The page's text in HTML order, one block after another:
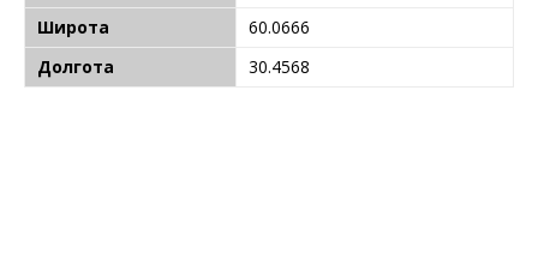
Широта
60.0666
Долгота
30.4568